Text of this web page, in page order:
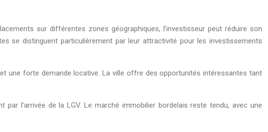
sur différentes zones géographiques, l’investisseur peut réduire son
se distinguent particulièrement par leur attractivité pour les investissements
une forte demande locative. La ville offre des opportunités intéressantes tant
l’arrivée de la LGV. Le marché immobilier bordelais reste tendu, avec une